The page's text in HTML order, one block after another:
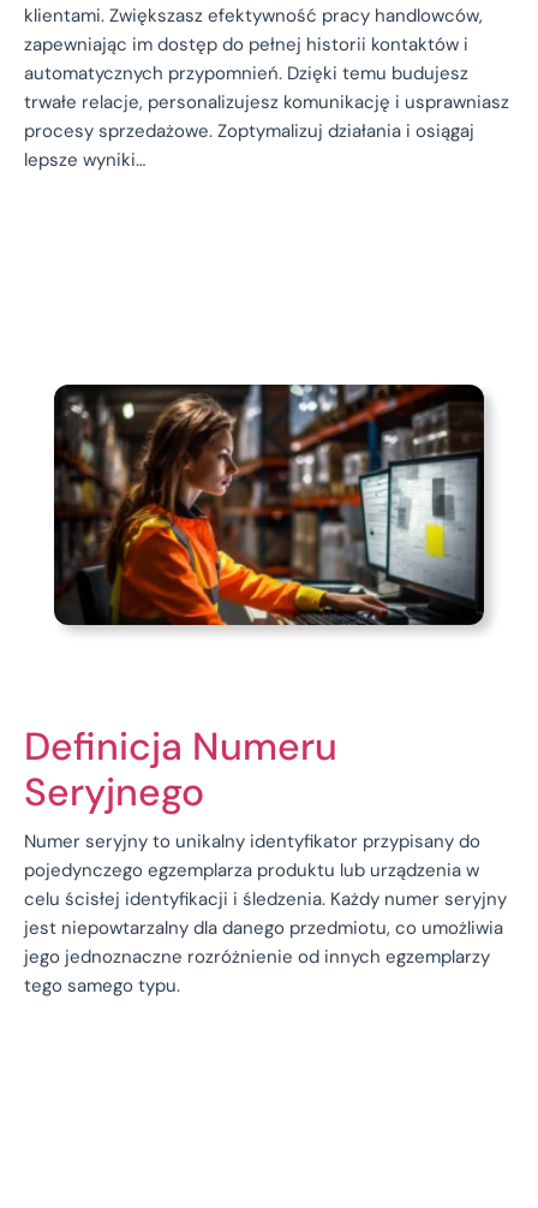
klientami. Zwiększasz efektywność pracy handlowców,
zapewniając im dostęp do pełnej historii kontaktów i
automatycznych przypomnień. Dzięki temu budujesz
trwałe relacje, personalizujesz komunikację i usprawniasz
procesy sprzedażowe. Zoptymalizuj działania i osiągaj
lepsze wyniki…
Definicja Numeru
Seryjnego
Numer seryjny to unikalny identyfikator przypisany do
pojedynczego egzemplarza produktu lub urządzenia w
celu ścisłej identyfikacji i śledzenia. Każdy numer seryjny
jest niepowtarzalny dla danego przedmiotu, co umożliwia
jego jednoznaczne rozróżnienie od innych egzemplarzy
tego samego typu.